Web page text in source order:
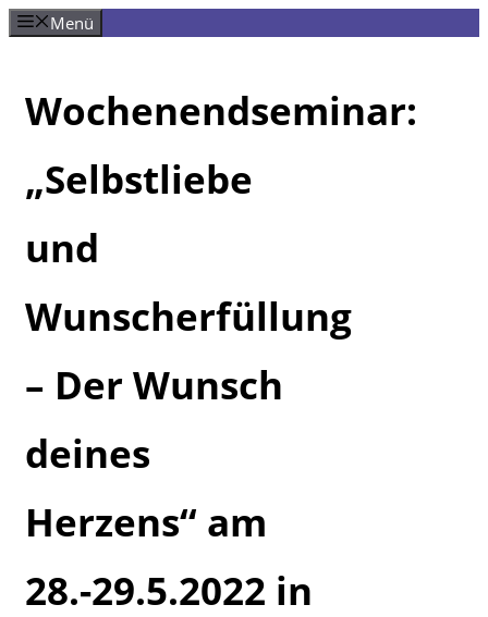
Zum Menü
Wochenendseminar:
„Selbstliebe
und
Wunscherfüllung
– Der Wunsch
deines
Herzens“ am
28.-29.5.2022 in